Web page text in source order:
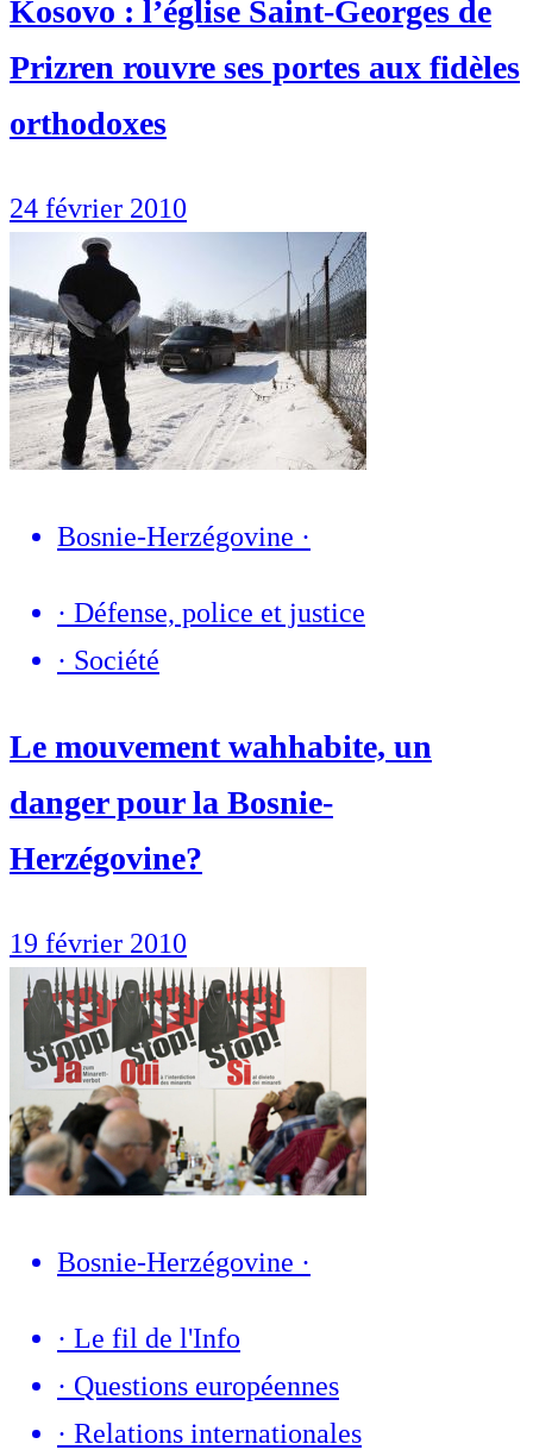
Kosovo : l’église Saint-Georges de
Prizren rouvre ses portes aux fidèles
orthodoxes
24 février 2010
Bosnie-Herzégovine ·
· Défense, police et justice
· Société
Le mouvement wahhabite, un
danger pour la Bosnie-
Herzégovine?
19 février 2010
Bosnie-Herzégovine ·
· Le fil de l'Info
· Questions européennes
· Relations internationales